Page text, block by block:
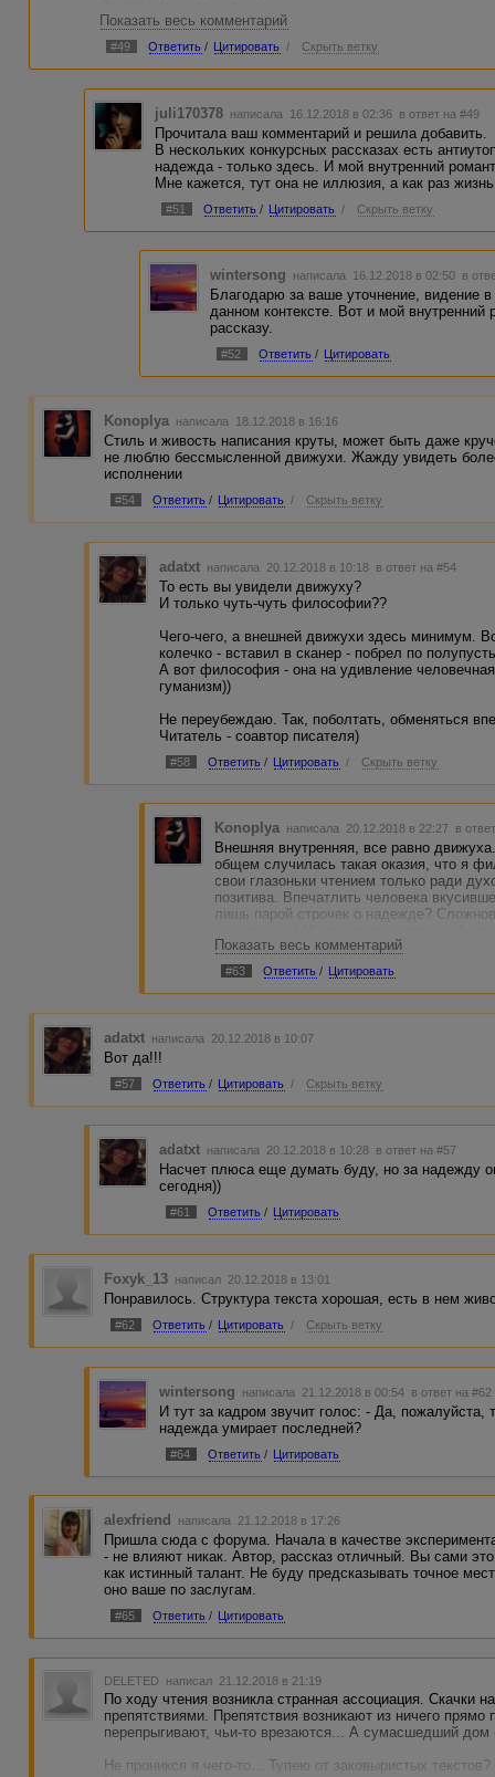
Мой пес гордится, что свободен,
Держа в зубах свой поводок.
И. Губерман
Не надеяться надо, а верить и знать, что будет так как
бездействовать, пассивно ждать чуда.
Человек, который думает, что потерял все должен
Рассказ о бесформенной материи и вдруг надежда.
В общем рассказ мне понравился. Вернусь чуть позже,
Показать весь комментарий
#49 Ответить / Цитировать / Скрыть ветку
juli170378 написала 16.12.2018 в 02:36 в ответ на #49
Прочитала ваш комментарий и решила добавить.
В нескольких конкурсных рассказах есть
надежда - только здесь. И мой внутренний
Мне кажется, тут она не иллюзия, а как раз
#51 Ответить / Цитировать / Скрыть ветку
wintersong написала 16.12.2018 в 02:50 в
Благодарю за ваше уточнение, видение
данном контексте. Вот и мой
рассказу.
#52 Ответить / Цитировать
Konoplya написала 18.12.2018 в 16:16
Стиль и живость написания круты, может быть даже
не люблю бессмысленной движухи. Жажду увидеть
исполнении
#54 Ответить / Цитировать / Скрыть ветку
adatxt написала 20.12.2018 в 10:18 в ответ на #54
То есть вы увидели движуху?
И только чуть-чуть философии??
Чего-чего, а внешней движухи здесь минимум.
колечко - вставил в сканер - побрел по
А вот философия - она на удивление
гуманизм))
Не переубеждаю. Так, поболтать, обменяться
Читатель - соавтор писателя)
#58 Ответить / Цитировать / Скрыть ветку
Konoplya написала 20.12.2018 в 22:27 в
Внешняя внутренняя, все равно
общем случилась такая оказия, что я
свои глазоньки чтением только ради
позитива. Впечатлить человека
лишь парой строчек о надежде?
намекаю ему на продолжение
Показать весь комментарий
#63 Ответить / Цитировать
adatxt написала 20.12.2018 в 10:07
Вот да!!!
#57 Ответить / Цитировать / Скрыть ветку
adatxt написала 20.12.2018 в 10:28 в ответ на #57
Насчет плюса еще думать буду, но за надежду
сегодня))
#61 Ответить / Цитировать
Foxyk_13 написал 20.12.2018 в 13:01
Понравилось. Структура текста хорошая, есть в нем
#62 Ответить / Цитировать / Скрыть ветку
wintersong написала 21.12.2018 в 00:54 в ответ на #62
И тут за кадром звучит голос: - Да, пожалуйста,
надежда умирает последней?
#64 Ответить / Цитировать
alexfriend написала 21.12.2018 в 17:26
Пришла сюда с форума. Начала в качестве
- не влияют никак. Автор, рассказ отличный. Вы сами
как истинный талант. Не буду предсказывать точное
оно ваше по заслугам.
#65 Ответить / Цитировать
DELETED написал 21.12.2018 в 21:19
По ходу чтения возникла странная ассоциация.
препятствиями. Препятствия возникают из ничего прямо
перепрыгивают, чьи-то врезаются... А сумасшедший
Не проникся я чего-то... Тупею от заковыристых